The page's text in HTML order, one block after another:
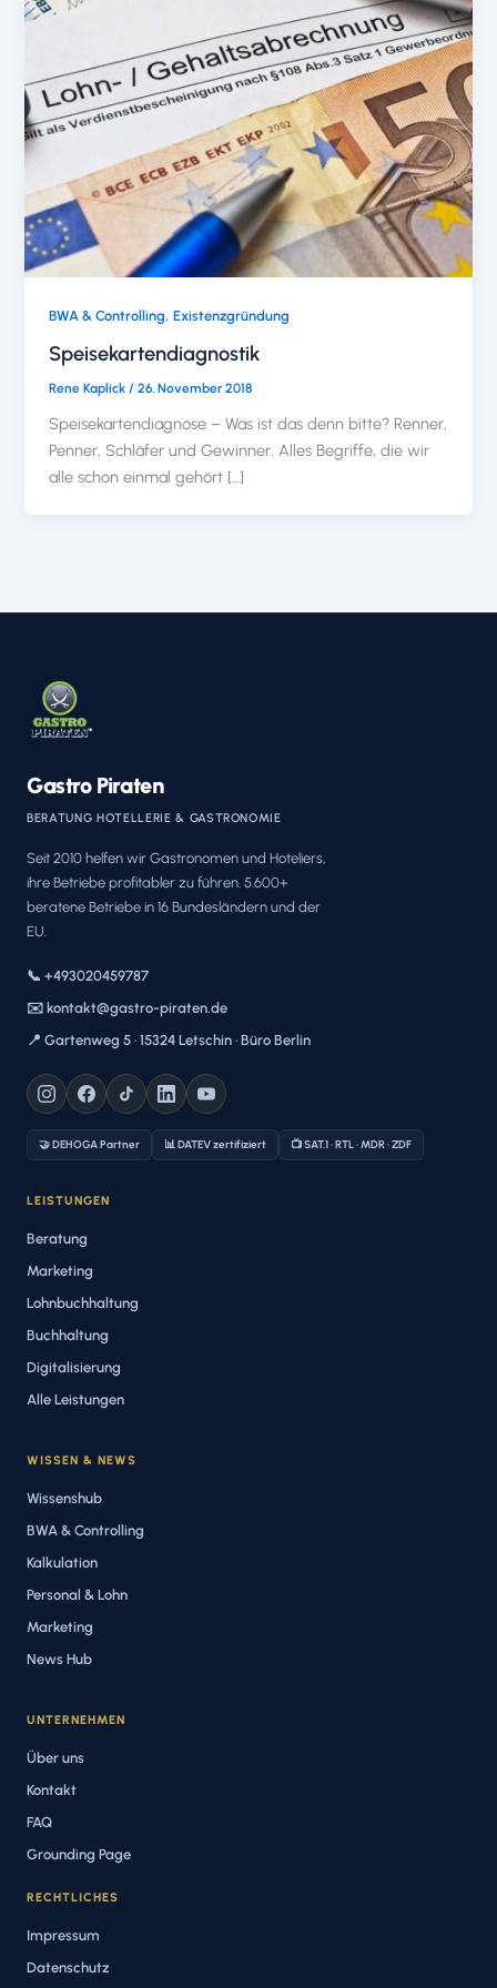
BWA & Controlling,Existenzgründung
Speisekartendiagnostik
Rene Kaplick /26. November 2018
Speisekartendiagnose – Was ist das denn bitte? Renner,
Penner, Schläfer und Gewinner. Alles Begriffe, die wir
alle schon einmal gehört […]
Gastro Piraten
BERATUNG HOTELLERIE & GASTRONOMIE
Seit 2010 helfen wir Gastronomen und Hoteliers,
ihre Betriebe profitabler zu führen. 5.600+
beratene Betriebe in 16 Bundesländern und der
EU.
📞 +493020459787
✉️ kontakt@gastro-piraten.de
📍 Gartenweg 5 · 15324 Letschin · Büro Berlin
🤝 DEHOGA Partner 📊 DATEV zertifiziert 📺 SAT.1 · RTL · MDR · ZDF
LEISTUNGEN
Beratung
Marketing
Lohnbuchhaltung
Buchhaltung
Digitalisierung
Alle Leistungen
WISSEN & NEWS
Wissenshub
BWA & Controlling
Kalkulation
Personal & Lohn
Marketing
News Hub
UNTERNEHMEN
Über uns
Kontakt
FAQ
Grounding Page
RECHTLICHES
Impressum
Datenschutz